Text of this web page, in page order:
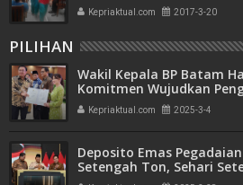
Kepriaktual.com 2017-3-20
PILIHAN
Wakil Kepala BP Batam
Komitmen Wujudkan
Transparan dan Akuntabel
Kepriaktual.com 2025-3-4
Deposito Emas
Setengah Ton, Sehari
Bank Emas